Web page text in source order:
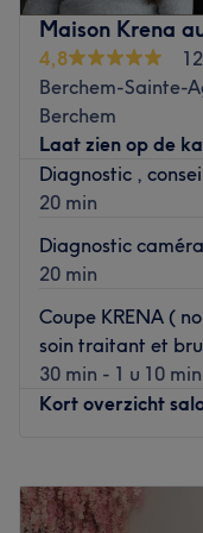
prestations
besoins, afin de
chevelure.
Transport public le
Le salon est situé à
20 Winteroy.
L’équipe
C'est Vasilya qui
Nos coups de cœur :
L’atmosphère : le
cocooning.
La marque et
Maison Krena
4,8
Berchem-Sainte-
Berchem
Laat zien op de
Diagnostic ,
20 min
Diagnostic
20 min
Coupe KRENA (
soin traitant et
30 min - 1 u 10 min
Kort overzicht
Dinsdag
Woensdag